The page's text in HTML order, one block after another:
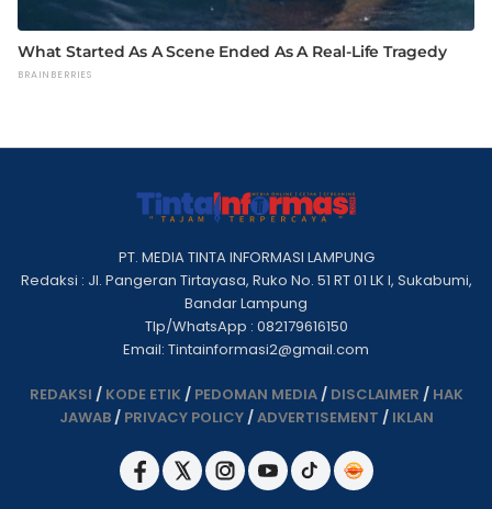
PT. MEDIA TINTA INFORMASI LAMPUNG
Redaksi : Jl. Pangeran Tirtayasa, Ruko No. 51 RT 01 LK I, Sukabumi,
Bandar Lampung
Tlp/WhatsApp : 082179616150
Email: Tintainformasi2@gmail.com
REDAKSI / KODE ETIK / PEDOMAN MEDIA/ DISCLAIMER / HAK
JAWAB/ PRIVACY POLICY/ADVERTISEMENT / IKLAN